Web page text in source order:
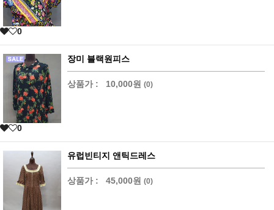
0
장미 블랙원피스
상품가 : 10,000원 (0)
0
유럽빈티지 앤틱드레스
상품가 : 45,000원 (0)